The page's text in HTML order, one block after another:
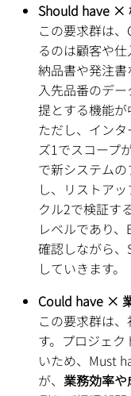
Should have ×
この要求群は
るのは顧客や仕
納品書や発注
入先品番のデ
提とする機能が
ただし、イン
ズ1でスコープ
で新システム
し、リストア
クル2で検証す
レベルであり
確認しながら
していきます。
Could have ×
この要求群は
す。プロジェ
いため、Must
が、 業務効率や